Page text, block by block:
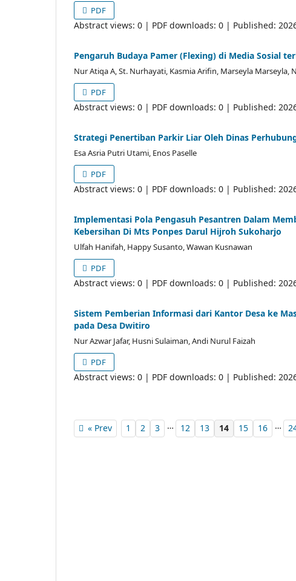
PDF
Abstract views: 0 | PDF downloads: 0 | Published:
Pengaruh Budaya Pamer (Flexing) di Media Sosial
Nur Atiqa A, St. Nurhayati, Kasmia Arifin, Marseyla Marseyla,
PDF
Abstract views: 0 | PDF downloads: 0 | Published:
Strategi Penertiban Parkir Liar Oleh Dinas
Esa Asria Putri Utami, Enos Paselle
PDF
Abstract views: 0 | PDF downloads: 0 | Published:
Implementasi Pola Pengasuh Pesantren Dalam
Kebersihan Di Mts Ponpes Darul Hijroh Sukoharjo
Ulfah Hanifah, Happy Susanto, Wawan Kusnawan
PDF
Abstract views: 0 | PDF downloads: 0 | Published:
Sistem Pemberian Informasi dari Kantor Desa ke
pada Desa Dwitiro
Nur Azwar Jafar, Husni Sulaiman, Andi Nurul Faizah
PDF
Abstract views: 0 | PDF downloads: 0 | Published:
« Prev 1 2 3 … 12 13 14 15 16 …